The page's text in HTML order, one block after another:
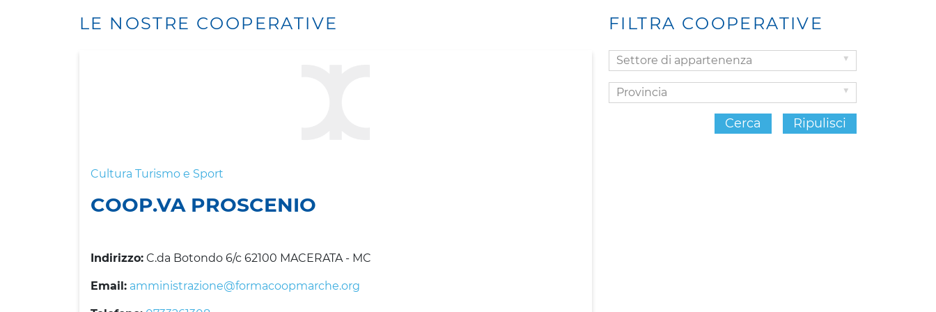
LE NOSTRE COOPERATIVE
Cultura Turismo e Sport
COOP.VA PROSCENIO
Indirizzo: C.da Botondo 6/c 62100 MACERATA - MC
Email: amministrazione@formacoopmarche.org
FILTRA COOPERATIVE
Settore
di
appartenenza
Cerca Ripulisci